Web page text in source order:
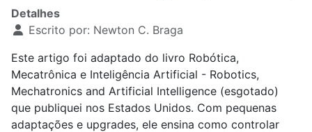
Detalhes
Escrito por: Newton C. Braga
Este artigo foi adaptado do livro Robótica,
Mecatrônica e Inteligência Artificial - Robotics,
Mechatronics and Artificial Intelligence (esgotado)
que publiquei nos Estados Unidos. Com pequenas
adaptações e upgrades, ele ensina como controlar